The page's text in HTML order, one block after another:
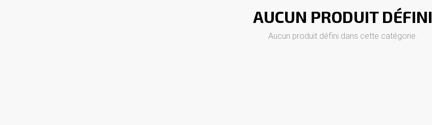
AUCUN PRODUIT DÉFINI
Aucun produit défini dans cette catégorie.